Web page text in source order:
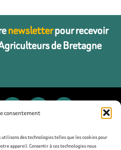
consentement
des technologies telles que les cookies pour
appareil. Consentir à ces technologies nous
newsletterpour recevoir
de Bretagne